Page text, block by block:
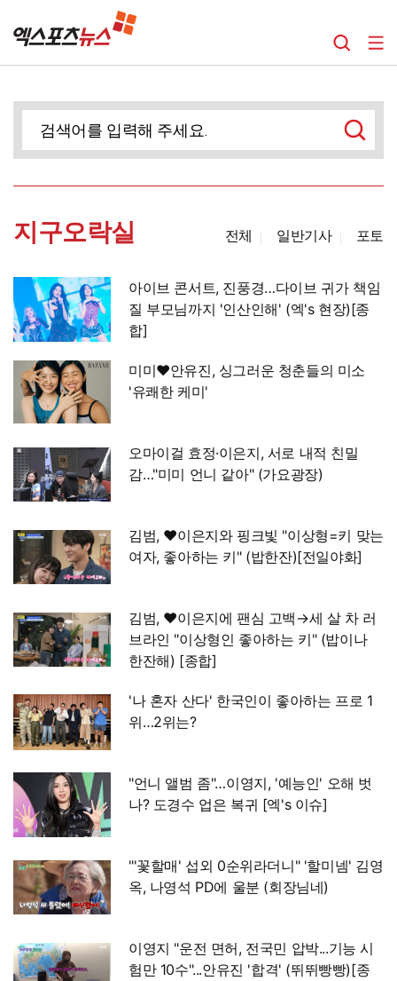
지구오락실 전체 일반기사 포토
아이브 콘서트, 진풍경…다이브 귀가 책임
질 부모님까지 '인산인해' (엑's 현장)[종
합]
미미♥안유진, 싱그러운 청춘들의 미소
'유쾌한 케미'
오마이걸 효정·이은지, 서로 내적 친밀
감…"미미 언니 같아" (가요광장)
김범, ♥이은지와 핑크빛 "이상형=키 맞는
여자, 좋아하는 키" (밥한잔)[전일야화]
김범, ♥이은지에 팬심 고백→세 살 차 러
브라인 "이상형인 좋아하는 키" (밥이나
한잔해) [종합]
'나 혼자 산다' 한국인이 좋아하는 프로 1
위…2위는?
"언니 앨범 좀"…이영지, '예능인' 오해 벗
나? 도경수 업은 복귀 [엑's 이슈]
"'꽃할매' 섭외 0순위라더니" '할미넴' 김영
옥, 나영석 PD에 울분 (회장님네)
이영지 "운전 면허, 전국민 압박...기능 시
험만 10수"...안유진 '합격' (뛰뛰빵빵)[종